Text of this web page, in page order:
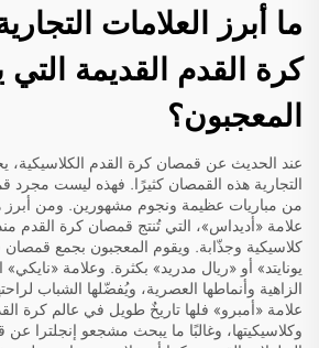
ما أبرز العلامات
كرة القدم القديمة التي
المعجبون؟
عند الحديث عن قمصان كرة القدم الكلاسيكية،
التجارية هذه القمصان كثيرًا. فهذه ليست
من مباريات عظيمة ونجوم مشهورين. ومن أبرز
علامة «أديداس»، التي تُنتج قمصان كرة القدم
كلاسيكية وجذّابة. ويقوم المعجبون بجمع
يونايتد» أو «ريال مدريد» بكثرة. وعلامة «نايكي»
الزاهية وأنماطها العصرية، ويُفضّلها الشباب
علامة «أمبرو» فلها تاريخٌ طويل في عالم كرة
وكلاسيكيتها، وغالبًا ما يبحث مشجعو إنجلترا